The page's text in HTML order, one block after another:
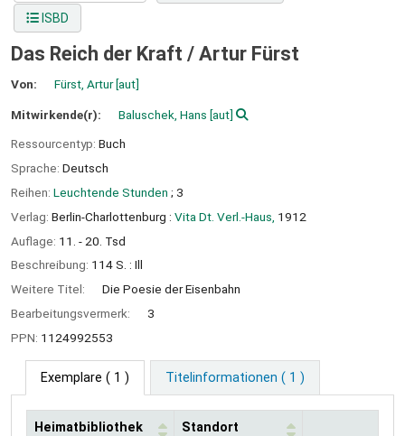
ISBD
Das Reich der Kraft / Artur Fürst
Von: Fürst, Artur[aut]
Mitwirkende(r): Baluschek, Hans [aut]
Ressourcentyp: Buch
Sprache: Deutsch
Reihen: Leuchtende Stunden ; 3
Verlag: Berlin-Charlottenburg : Vita Dt. Verl.-Haus, 1912
Auflage: 11. - 20. Tsd
Beschreibung: 114 S. : Ill
Weitere Titel:
Die Poesie der Eisenbahn
Bearbeitungsvermerk:
3
PPN: 1124992553
Exemplare ( 1 ) Titelinformationen ( 1 )
Heimatbibliothek Standort